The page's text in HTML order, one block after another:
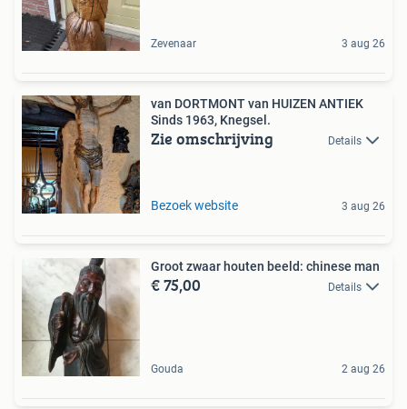
Zevenaar 3 aug 26
van DORTMONT van HUIZEN ANTIEK
Sinds 1963, Knegsel.
Zie omschrijving Details
Bezoek website 3 aug 26
Groot zwaar houten beeld: chinese man
€ 75,00 Details
Gouda 2 aug 26